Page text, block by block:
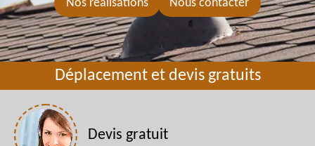
Nos réalisations Nous contacter
Déplacement et devis gratuits
Devis gratuit